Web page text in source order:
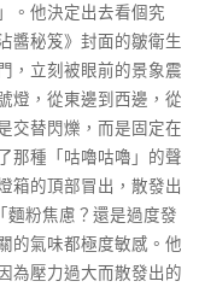
。他決定出去看個究
醬秘笈》封面的皺衛生
，立刻被眼前的景象震
燈，從東邊到西邊，從
交替閃爍，而是固定在
那種「咕嚕咕嚕」的聲
箱的頂部冒出，散發出
粉焦慮？還是過度發
的氣味都極度敏感。他
為壓力過大而散發出的